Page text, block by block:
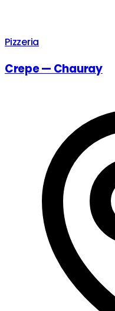
Pizzeria
Crepe — Chauray